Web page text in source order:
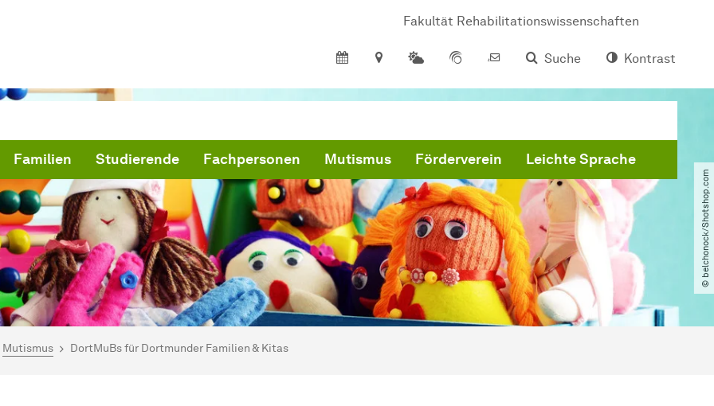
Fakultät Rehabilitationswissenschaften
Suche
Kontrast
Familien Studierende Fachpersonen Mutismus Förderverein Leichte Sprache
© belchonock​/​Shotshop.com
hier:
Mutismus DortMuBs für Dortmunder Familien & Kitas